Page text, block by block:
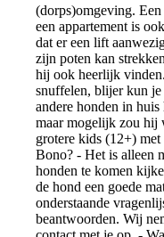
(dorps)omgeving.
een appartement is
dat er een lift
zijn poten kan
hij ook heerlijk
snuffelen, blijer kun
andere honden in
maar mogelijk zou hij
grotere kids (12+)
Bono? - Het is alleen
honden te komen
de hond een goede
onderstaande
beantwoorden. Wij